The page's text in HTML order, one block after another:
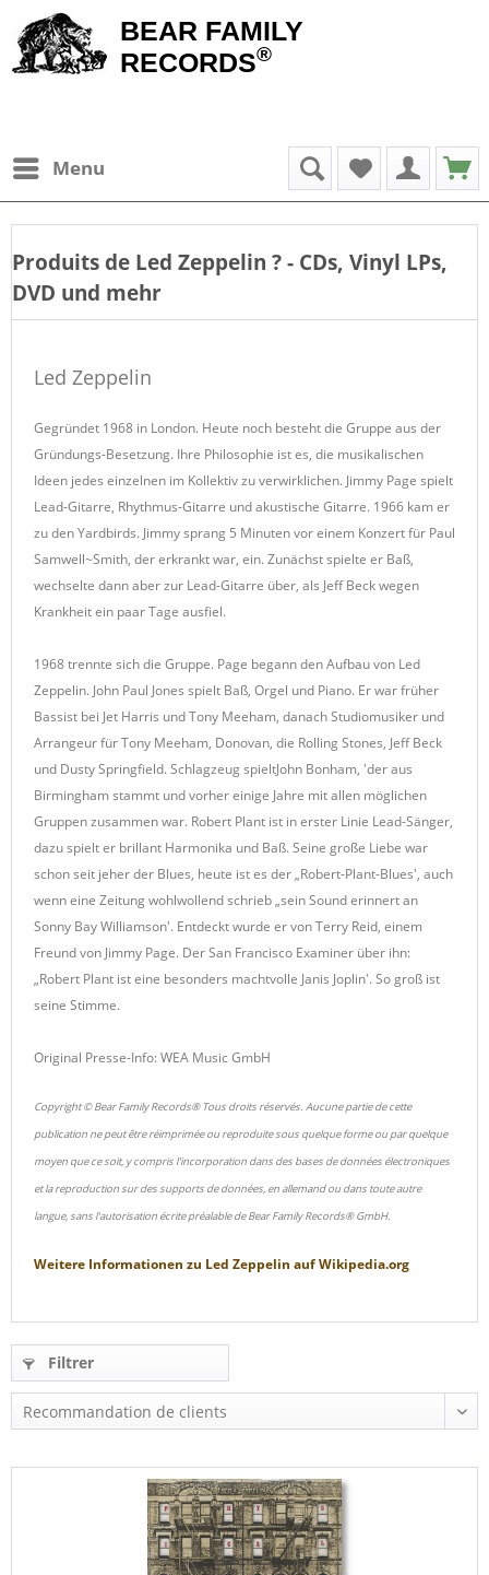
BEAR FAMILY
RECORDS®
Menu
Produits de Led Zeppelin ? - CDs, Vinyl LPs,
DVD und mehr
Led Zeppelin
Gegründet 1968 in London. Heute noch besteht die Gruppe aus der
Gründungs-Besetzung. Ihre Philosophie ist es, die musikalischen
Ideen jedes einzelnen im Kollektiv zu verwirklichen. Jimmy Page spielt
Lead-Gitarre, Rhythmus-Gitarre und akustische Gitarre. 1966 kam er
zu den Yardbirds. Jimmy sprang 5 Minuten vor einem Konzert für Paul
Samwell~Smith, der erkrankt war, ein. Zunächst spielte er Baß,
wechselte dann aber zur Lead-Gitarre über, als Jeff Beck wegen
Krankheit ein paar Tage ausfiel.
1968 trennte sich die Gruppe. Page begann den Aufbau von Led
Zeppelin. John Paul Jones spielt Baß, Orgel und Piano. Er war früher
Bassist bei Jet Harris und Tony Meeham, danach Studiomusiker und
Arrangeur für Tony Meeham, Donovan, die Rolling Stones, Jeff Beck
und Dusty Springfield. Schlagzeug spieltJohn Bonham, 'der aus
Birmingham stammt und vorher einige Jahre mit allen möglichen
Gruppen zusammen war. Robert Plant ist in erster Linie Lead-Sänger,
dazu spielt er brillant Harmonika und Baß. Seine große Liebe war
schon seit jeher der Blues, heute ist es der „Robert-Plant-Blues', auch
wenn eine Zeitung wohlwollend schrieb „sein Sound erinnert an
Sonny Bay Williamson'. Entdeckt wurde er von Terry Reid, einem
Freund von Jimmy Page. Der San Francisco Examiner über ihn:
„Robert Plant ist eine besonders machtvolle Janis Joplin'. So groß ist
seine Stimme.
Original Presse-Info: WEA Music GmbH
Copyright © Bear Family Records® Tous droits réservés. Aucune partie de cette
publication ne peut être réimprimée ou reproduite sous quelque forme ou par quelque
moyen que ce soit, y compris l'incorporation dans des bases de données électroniques
et la reproduction sur des supports de données, en allemand ou dans toute autre
langue, sans l'autorisation écrite préalable de Bear Family Records® GmbH.
Weitere Informationen zu Led Zeppelin aufWikipedia.org
Filtrer